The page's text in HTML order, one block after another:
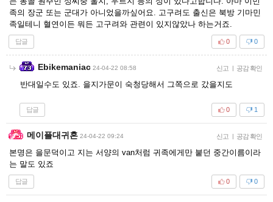
족의 장군 또는 군대가 아니었을까싶어요. 고구려도 출신은 북방 기마민
족일테니 혈연이든 뭐든 고구려와 관련이 있지않았나 하는거죠.
답글 0
0
Ebikemaniac 24-04-22 08:58 신고 | 공감 확인
반대일수도 있죠. 을지가문이 숙청당해서 그쪽으로 갔을지도
답글 1
0
메이플대귀혼 24-04-22 09:24 신고 | 공감 확인
본명은 을문덕이고 지는 서양의 van처럼 귀족에게만 붙던 중간이름이라
는 말도 있죠
답글 0
0